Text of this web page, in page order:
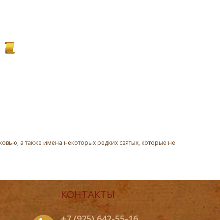
а также имена некоторых редких святых, которые не
КОНТАКТЫ